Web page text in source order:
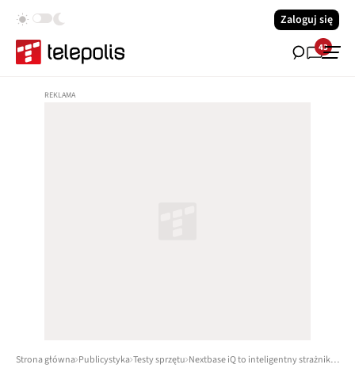
Zaloguj się
43
Strona główna Publicystyka Testy sprzętu Nextbase iQ to inteligentny strażnik Twojego samochodu (test)